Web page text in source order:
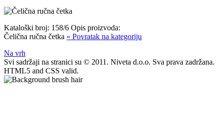
Kataloški broj: 158/6 Opis proizvoda:
Čelična ručna četka « Povratak na kategoriju
Na vrh
Svi sadržaji na stranici su © 2011. Niveta d.o.o. Sva prava zadržana.
HTML5 and CSS valid.